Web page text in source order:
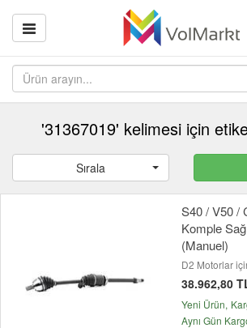
'31367019' kelimesi için
Sırala
S40 / V50 /
Komple
(Manuel)
D2 Motorlar
38.962,80
Yeni Ürün
Aynı Gün